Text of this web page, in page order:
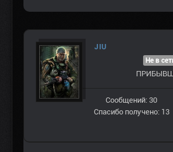
JIU
Не в
Сообщений: 30
Спасибо получено: 13